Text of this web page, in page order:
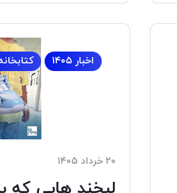
اخبار ۱۴۰۵
۲۰ خرداد ۱۴۰۵